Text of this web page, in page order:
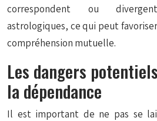
correspondent ou
astrologiques, ce qui peut
compréhension mutuelle.
Les dangers
la dépendance
Il est important de ne pas se